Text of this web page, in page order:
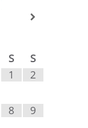
S
S
1
2
8 9